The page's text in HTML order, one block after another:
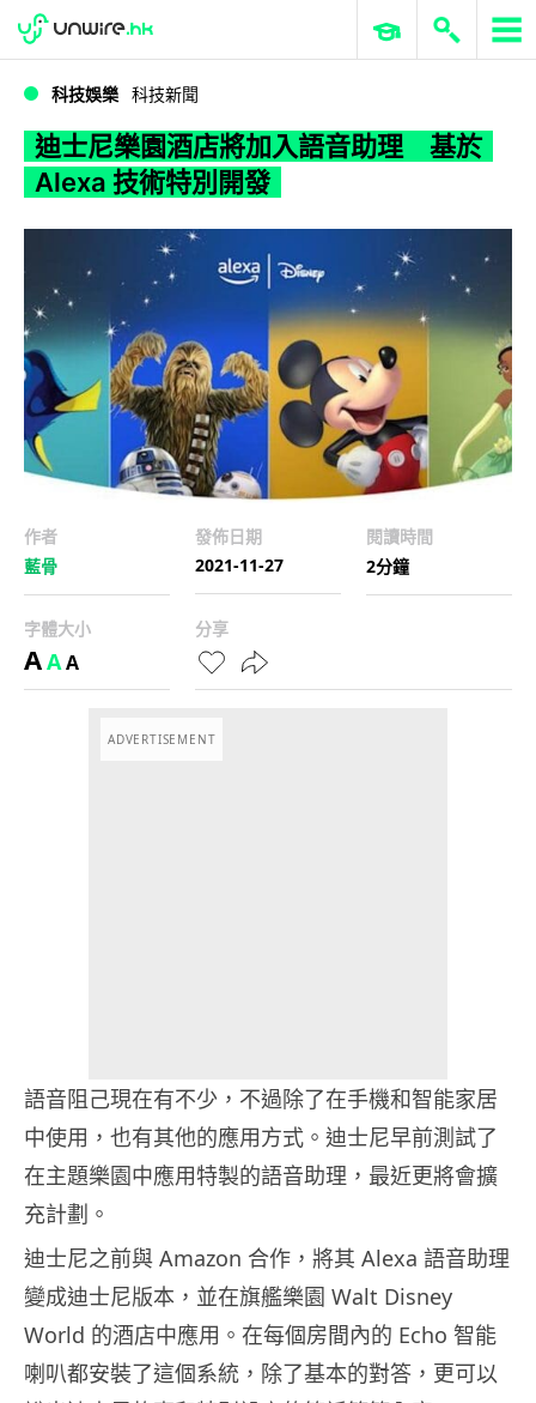
WWDC 2026 ERP 與商業 AI
科技娛樂 科技新聞
迪士尼樂園酒店將加入語音助理 基於
Alexa 技術特別開發
作者
藍骨
發佈日期
2021-11-27
閱讀時間
2分鐘
字體大小
AAA
分享
ADVERTISEMENT
語音阻己現在有不少，不過除了在手機和智能家居
中使用，也有其他的應用方式。迪士尼早前測試了
在主題樂園中應用特製的語音助理，最近更將會擴
充計劃。
迪士尼之前與 Amazon 合作，將其 Alexa 語音助理
變成迪士尼版本，並在旗艦樂園 Walt Disney
World 的酒店中應用。在每個房間內的 Echo 智能
喇叭都安裝了這個系統，除了基本的對答，更可以